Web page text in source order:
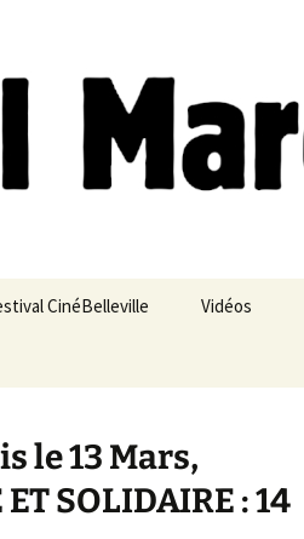
CinéBelleville Vidéos
le 13 Mars,
SOLIDAIRE : 14